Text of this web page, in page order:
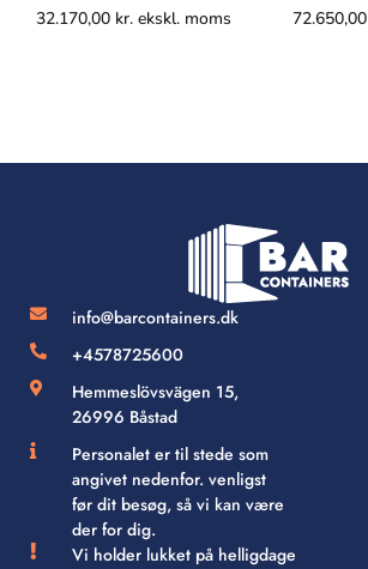
32.170,00 kr. ekskl. moms 72.650,00
info@barcontainers.dk
+4578725600
Hemmeslövsvägen 15,
26996 Båstad
Personalet er til stede som
angivet nedenfor. venligst
før dit besøg, så vi kan være
der for dig.
Vi holder lukket på helligdage